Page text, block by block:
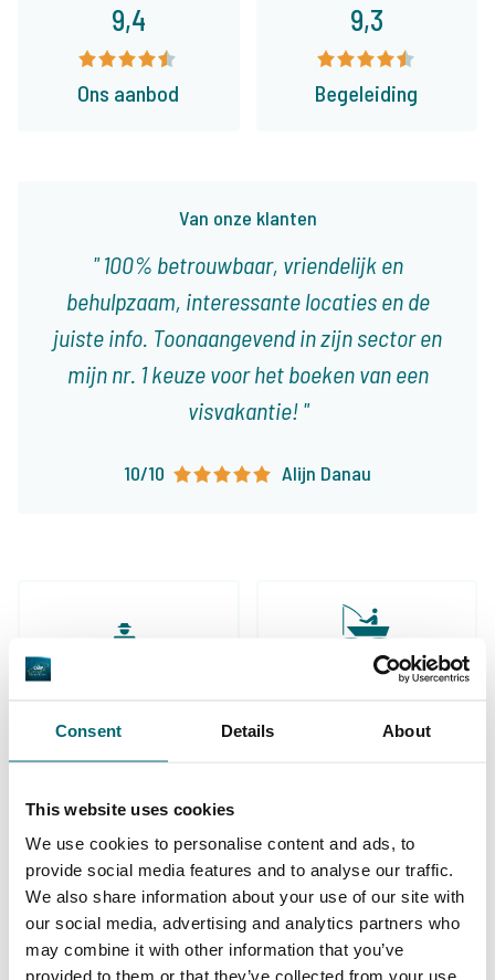
Consent Details About
This website uses cookies
We use cookies to personalise content and ads, to
provide social media features and to analyse our traffic.
We also share information about your use of our site with
our social media, advertising and analytics partners who
may combine it with other information that you’ve
provided to them or that they’ve collected from your use
Van onze klanten
100% betrouwbaar, vriendelijk en
behulpzaam, interessante locaties en de
juiste info. Toonaangevend in zijn sector en
mijn nr. 1 keuze voor het boeken van een
visvakantie!
10/10 Alijn Danau
9,4
Ons aanbod
9,3
Begeleiding
Ruime keuze aan
Al 152.874 tevreden
vissers geholpen
De grootste
community
karpervissers